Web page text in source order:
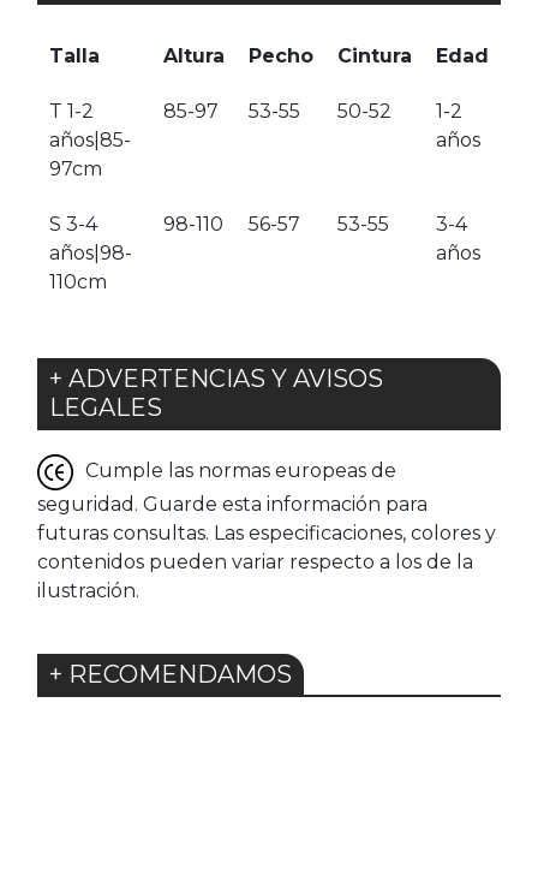
Talla Altura Pecho Cintura Edad
T 1-2
años|85-
97cm
85-97 53-55 50-52
1-2
años
S 3-4
años|98-
110cm
98-110 56-57 53-55
3-4
años
+ ADVERTENCIAS Y AVISOS
LEGALES
Cumple las normas europeas de
seguridad. Guarde esta información para
futuras consultas. Las especificaciones, colores y
contenidos pueden variar respecto a los de la
ilustración.
+ RECOMENDAMOS